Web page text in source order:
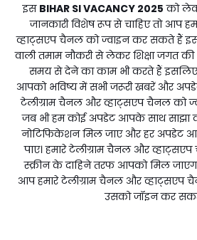
इस BIHAR SI VACANCY 2025 को
जानकारी विशेष रूप से चाहिए तो आप
व्हाट्सएप चैनल को ज्वाइन कर सकते हैं
वाली तमाम नौकरी से लेकर शिक्षा जगत
समय से देने का काम भी करते हैं
आपको भविष्य में सभी जरूरी खबरें और
टेलीग्राम चैनल और व्हाट्सएप चैनल को
जब भी हम कोई अपडेट आपके साथ साझा
नोटिफिकेशन मिल जाए और हर अपडेट
पाए। हमारे टेलीग्राम चैनल और
स्क्रीन के दाहिने तरफ आपको मिल
आप हमारे टेलीग्राम चैनल और
उसको जॉइन कर